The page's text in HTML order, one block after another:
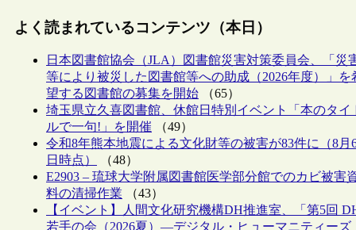
よく読まれているコンテンツ（本日）
日本図書館協会（JLA）図書館災害対策委員会、「災
等により被災した図書館等への助成（2026年度）」を
望する図書館の募集を開始 （65）
埼玉県立久喜図書館、休館日特別イベント「本のタイ
ルで一句!」を開催 （49）
令和8年熊本地震による文化財等の被害が83件に（8月
日時点）
（48）
E2903 – 琉球大学附属図書館医学部分館でのカビ被害
料の清掃作業 （43）
【イベント】人間文化研究機構DH推進室、「第5回
若手の会（2026夏）―デジタル・ヒューマニティーズ